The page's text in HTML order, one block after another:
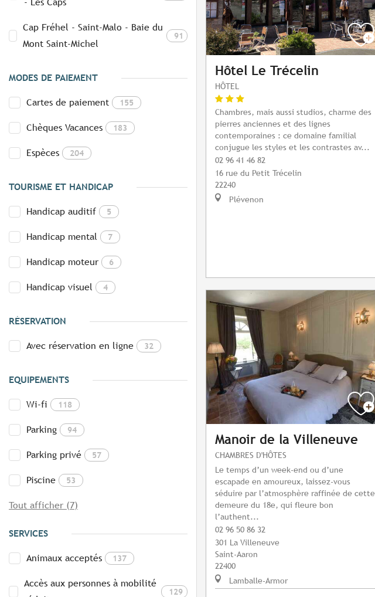
- Les Caps
Cap Fréhel - Saint-Malo - Baie du
Mont Saint-Michel
91
MODES DE PAIEMENT
Cartes de paiement 155
Chèques Vacances 183
Espèces 204
TOURISME ET HANDICAP
Handicap auditif 5
Handicap mental 7
Handicap moteur 6
Handicap visuel 4
RÉSERVATION
Avec réservation en ligne 32
EQUIPEMENTS
Wi-fi 118
Parking 94
Parking privé 57
Piscine 53
Tout afficher (7)
SERVICES
Animaux acceptés 137
Accès aux personnes à mobilité
129
Hôtel Le Trécelin
HÔTEL
Chambres, mais aussi studios, charme des
pierres anciennes et des lignes
contemporaines : ce domaine familial
conjugue les styles et les contrastes av...
02 96 41 46 82
16 rue du Petit Trécelin
22240
Plévenon
Manoir de la Villeneuve
CHAMBRES D'HÔTES
Le temps d’un week-end ou d’une
escapade en amoureux, laissez-vous
séduire par l’atmosphère raffinée de cette
demeure du 18e, qui fleure bon
l’authent...
02 96 50 86 32
301 La Villeneuve
Saint-Aaron
22400
Lamballe-Armor